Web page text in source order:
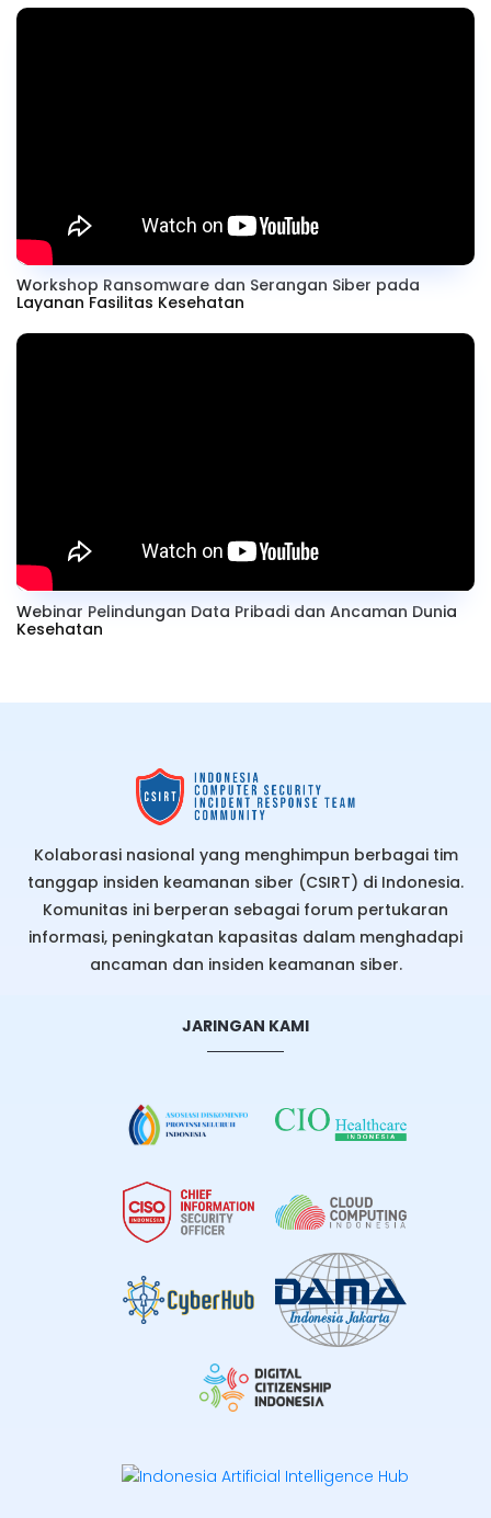
Workshop Ransomware dan Serangan Siber pada
Layanan Fasilitas Kesehatan
Webinar Pelindungan Data Pribadi dan Ancaman Dunia
Kesehatan
Kolaborasi nasional yang menghimpun berbagai tim
tanggap insiden keamanan siber (CSIRT) di Indonesia.
Komunitas ini berperan sebagai forum pertukaran
informasi, peningkatan kapasitas dalam menghadapi
ancaman dan insiden keamanan siber.
JARINGAN KAMI